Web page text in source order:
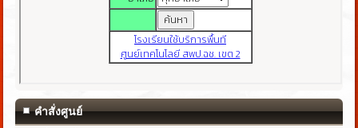
คำสั่งศูนย์